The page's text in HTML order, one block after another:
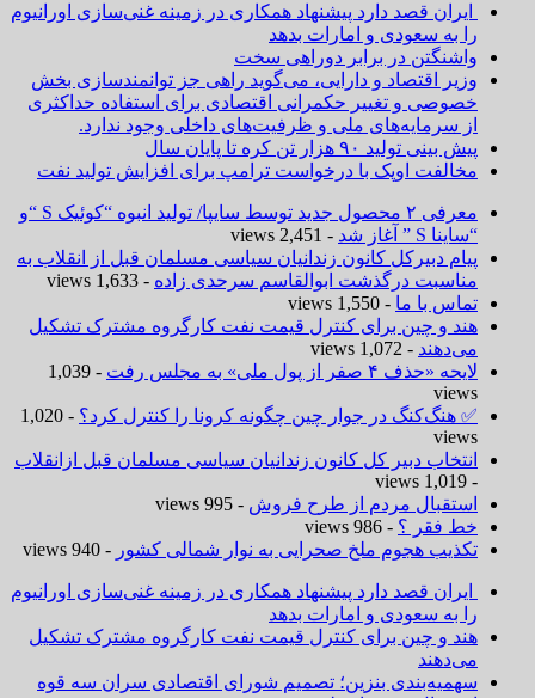
ایران قصد دارد پیشنهاد همکاری در زمینه غنی‌سازی اورانیوم
را به سعودی و امارات بدهد
واشنگتن در برابر دوراهی سخت
وزیر اقتصاد و دارایی، می‌گوید راهی جز توانمندسازی بخش
خصوصی و تغییر حکمرانی اقتصادی برای استفاده حداکثری
از سرمایه‌های ملی و ظرفیت‌های داخلی وجود ندارد.
پیش بینی تولید ۹۰ هزار تن کره تا پایان سال
مخالفت اوپک با درخواست ترامپ برای افزایش تولید نفت
معرفی ۲ محصول جدید توسط سایپا/ تولید انبوه “کوئیک S “و
“ساینا S ” آغاز شد
- 2,451 views
پیام دبیرکل کانون زندانیان سیاسی مسلمان قبل از انقلاب به
مناسبت درگذشت ابوالقاسم سرحدی زاده - 1,633 views
تماس با ما - 1,550 views
هند و چین برای کنترل قیمت نفت کارگروه مشترک تشکیل
می‌دهند - 1,072 views
لایحه «حذف ۴ صفر از پول ملی» به مجلس رفت
- 1,039
views
✅ هنگ‌کنگ در جوار چین چگونه کرونا را کنترل کرد؟
- 1,020
views
انتخاب دبیر کل کانون زندانیان سیاسی مسلمان قبل ازانقلاب
- 1,019 views
استقبال مردم از طرح فروش - 995 views
خط فقر ؟ - 986 views
تکذیب هجوم ملخ صحرایی به نوار شمالی کشور - 940 views
ایران قصد دارد پیشنهاد همکاری در زمینه غنی‌سازی اورانیوم
را به سعودی و امارات بدهد
هند و چین برای کنترل قیمت نفت کارگروه مشترک تشکیل
می‌دهند
سهمیه‌بندی بنزین؛ تصمیم شورای اقتصادی سران سه قوه